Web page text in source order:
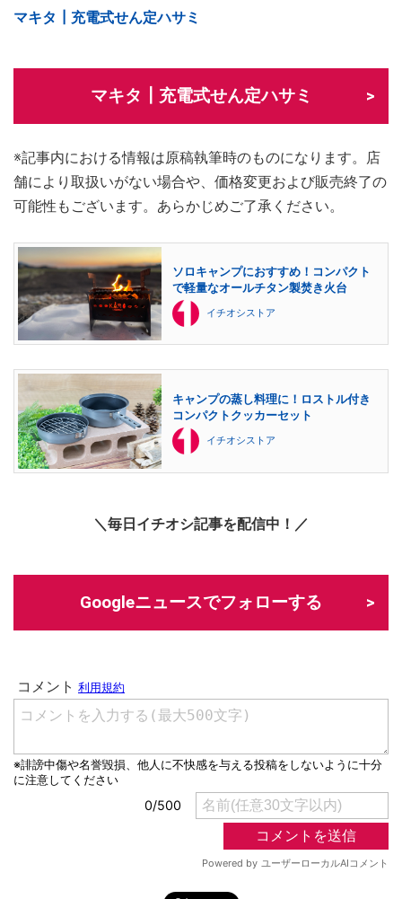
マキタ┃充電式せん定ハサミ
マキタ┃充電式せん定ハサミ
※記事内における情報は原稿執筆時のものになります。店
舗により取扱いがない場合や、価格変更および販売終了の
可能性もございます。あらかじめご了承ください。
ソロキャンプにおすすめ！コンパクト
で軽量なオールチタン製焚き火台
イチオシストア
キャンプの蒸し料理に！ロストル付き
コンパクトクッカーセット
イチオシストア
＼毎日イチオシ記事を配信中！／
Googleニュースでフォローする